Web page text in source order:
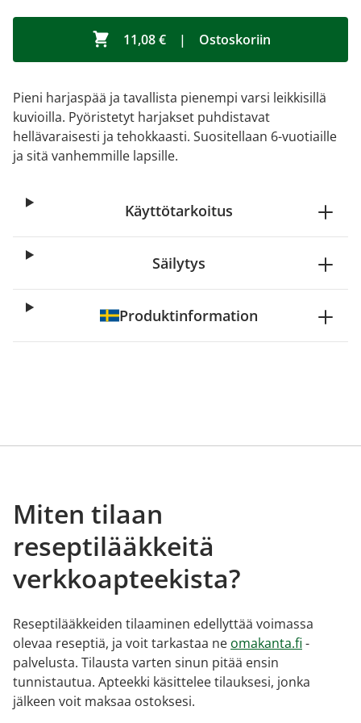
11,08 € | Ostoskoriin
Pieni harjaspää ja tavallista pienempi varsi leikkisillä
kuvioilla. Pyöristetyt harjakset puhdistavat
hellävaraisesti ja tehokkaasti. Suositellaan 6-vuotiaille
ja sitä vanhemmille lapsille.
Käyttötarkoitus
Säilytys
Produktinformation
Miten tilaan
reseptilääkkeitä
verkkoapteekista?
Reseptilääkkeiden tilaaminen edellyttää voimassa
olevaa reseptiä, ja voit tarkastaa ne omakanta.fi -
palvelusta. Tilausta varten sinun pitää ensin
tunnistautua. Apteekki käsittelee tilauksesi, jonka
jälkeen voit maksaa ostoksesi.